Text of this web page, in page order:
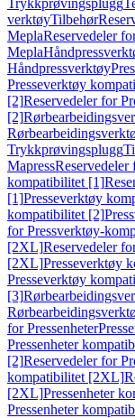
Trykkprøvingsplugg
verktøyTilbehør
MeplaReservedeler
Mepla
Håndpressverktøy
Presseverktøy
[2]Reservedeler for
[2]
Trykkprøvingsplugg
Mapress
kompatibilitet [1]
[1]Presseverktøy
kompatibilitet [2]
for Pressverktøy-
[2XL]Reservedeler
[2XL]Presseverktøy
Presseverktøy
[3]
for Pressenheter
Pressenheter
[2]Reservedeler for
kompatibilitet [2XL]
[2XL]Pressenheter
Pressenheter